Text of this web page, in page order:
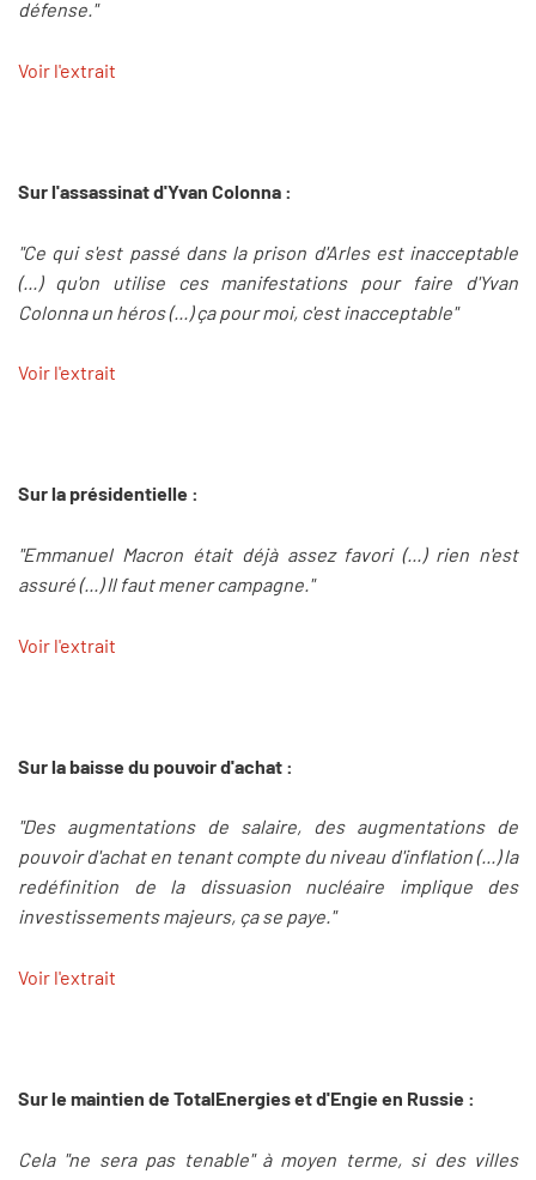
défense."
Voir l'extrait
Sur l'assassinat d'Yvan Colonna :
"Ce qui s'est passé dans la prison d'Arles est inacceptable
(...) qu'on utilise ces manifestations pour faire d'Yvan
Colonna un héros (...) ça pour moi, c'est inacceptable"
Voir l'extrait
Sur la présidentielle :
"Emmanuel Macron était déjà assez favori (...) rien n'est
assuré (...) Il faut mener campagne."
Voir l'extrait
Sur la baisse du pouvoir d'achat :
"Des augmentations de salaire, des augmentations de
pouvoir d'achat en tenant compte du niveau d'inflation (...) la
redéfinition de la dissuasion nucléaire implique des
investissements majeurs, ça se paye."
Voir l'extrait
Sur le maintien de TotalEnergies et d'Engie en Russie :
Cela "ne sera pas tenable" à moyen terme, si des villes